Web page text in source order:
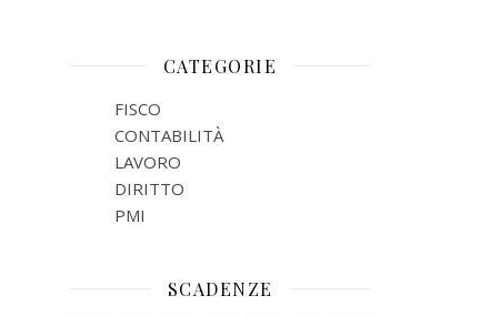
CATEGORIE
FISCO
CONTABILITÀ
LAVORO
DIRITTO
PMI
SCADENZE